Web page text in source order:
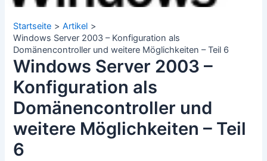
Startseite
Artikel
Windows Server 2003 – Konfiguration als
Domänencontroller und weitere Möglichkeiten – Teil 6
Windows Server 2003 –
Konfiguration als
Domänencontroller und
weitere Möglichkeiten – Teil
6